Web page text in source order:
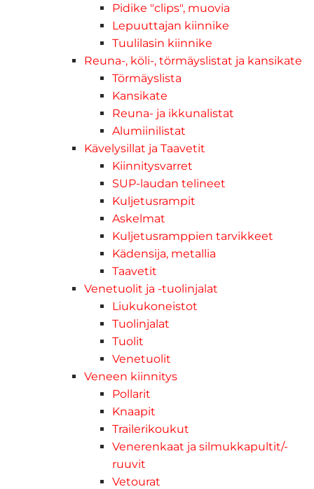
Pidike "clips", muovia
Lepuuttajan kiinnike
Tuulilasin kiinnike
Reuna-, köli-, törmäyslistat ja kansikate
Törmäyslista
Kansikate
Reuna- ja ikkunalistat
Alumiinilistat
Kävelysillat ja Taavetit
Kiinnitysvarret
SUP-laudan telineet
Kuljetusrampit
Askelmat
Kuljetusramppien tarvikkeet
Kädensija, metallia
Taavetit
Venetuolit ja -tuolinjalat
Liukukoneistot
Tuolinjalat
Tuolit
Venetuolit
Veneen kiinnitys
Pollarit
Knaapit
Trailerikoukut
Venerenkaat ja silmukkapultit/-
ruuvit
Vetourat